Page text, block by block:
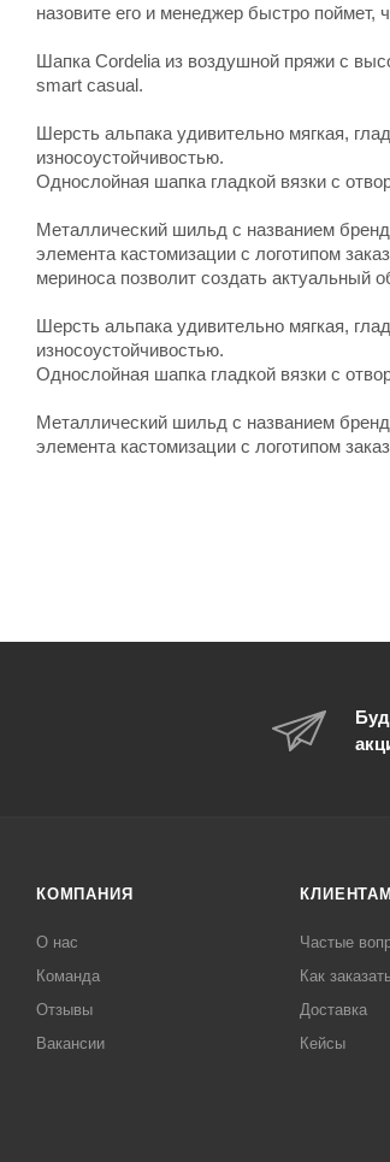
назовите его и менеджер быстро поймет,
Шапка Cordelia из воздушной пряжи с
smart casual.
Шерсть альпака удивительно мягкая,
износоустойчивостью.
Однослойная шапка гладкой вязки с
Металлический шильд с названием
элемента кастомизации с логотипом
мериноса позволит создать актуальный
Шерсть альпака удивительно мягкая,
износоустойчивостью.
Однослойная шапка гладкой вязки с
Металлический шильд с названием
элемента кастомизации с логотипом
КОМПАНИЯ
О нас
Команда
Отзывы
Вакансии
КЛИЕНТАМ
Частые
Как заказать
Доставка
Кейсы